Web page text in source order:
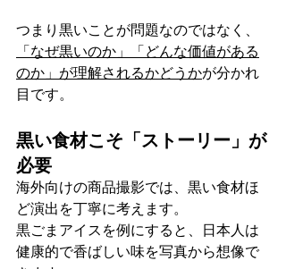
つまり黒いことが問題なのではなく、
「なぜ黒いのか」「どんな価値がある
のか」が理解されるかどうかが分かれ
目です。
黒い食材こそ「ストーリー」が
必要
海外向けの商品撮影では、黒い食材ほ
ど演出を丁寧に考えます。
黒ごまアイスを例にすると、日本人は
健康的で香ばしい味を写真から想像で